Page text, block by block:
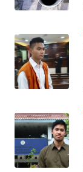
SULSEL
WN
GORONTALO
SULUT
WN
MALUKU